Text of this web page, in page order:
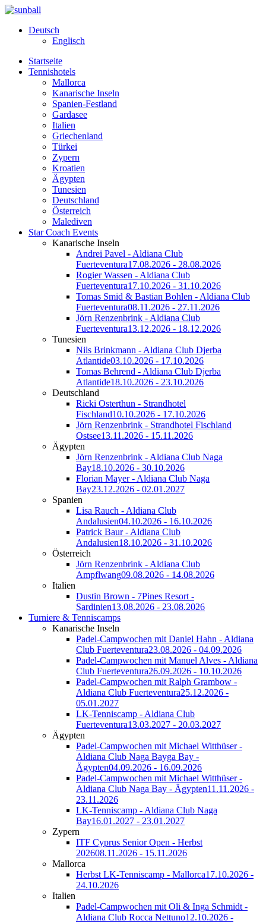
Deutsch
Englisch
Startseite
Tennishotels
Mallorca
Kanarische Inseln
Spanien-Festland
Gardasee
Italien
Griechenland
Türkei
Zypern
Kroatien
Ägypten
Tunesien
Deutschland
Österreich
Malediven
Star Coach Events
Kanarische Inseln
Andrei Pavel - Aldiana Club
Fuerteventura17.08.2026 - 28.08.2026
Rogier Wassen - Aldiana Club
Fuerteventura17.10.2026 - 31.10.2026
Tomas Smid & Bastian Bohlen - Aldiana Club
Fuerteventura08.11.2026 - 27.11.2026
Jörn Renzenbrink - Aldiana Club
Fuerteventura13.12.2026 - 18.12.2026
Tunesien
Nils Brinkmann - Aldiana Club Djerba
Atlantide03.10.2026 - 17.10.2026
Tomas Behrend - Aldiana Club Djerba
Atlantide18.10.2026 - 23.10.2026
Deutschland
Ricki Osterthun - Strandhotel
Fischland10.10.2026 - 17.10.2026
Jörn Renzenbrink - Strandhotel Fischland
Ostsee13.11.2026 - 15.11.2026
Ägypten
Jörn Renzenbrink - Aldiana Club Naga
Bay18.10.2026 - 30.10.2026
Florian Mayer - Aldiana Club Naga
Bay23.12.2026 - 02.01.2027
Spanien
Lisa Rauch - Aldiana Club
Andalusien04.10.2026 - 16.10.2026
Patrick Baur - Aldiana Club
Andalusien18.10.2026 - 31.10.2026
Österreich
Jörn Renzenbrink - Aldiana Club
Ampflwang09.08.2026 - 14.08.2026
Italien
Dustin Brown - 7Pines Resort -
Sardinien13.08.2026 - 23.08.2026
Turniere & Tenniscamps
Kanarische Inseln
Padel-Campwochen mit Daniel Hahn - Aldiana
Club Fuerteventura23.08.2026 - 04.09.2026
Padel-Campwochen mit Manuel Alves - Aldiana
Club Fuerteventura26.09.2026 - 10.10.2026
Padel-Campwochen mit Ralph Grambow -
Aldiana Club Fuerteventura25.12.2026 -
05.01.2027
LK-Tenniscamp - Aldiana Club
Fuerteventura13.03.2027 - 20.03.2027
Ägypten
Padel-Campwochen mit Michael Witthüser -
Aldiana Club Naga Bayga Bay -
Ägypten04.09.2026 - 16.09.2026
Padel-Campwochen mit Michael Witthüser -
Aldiana Club Naga Bay - Ägypten11.11.2026 -
23.11.2026
LK-Tenniscamp - Aldiana Club Naga
Bay16.01.2027 - 23.01.2027
Zypern
ITF Cyprus Senior Open - Herbst
202608.11.2026 - 15.11.2026
Mallorca
Herbst LK-Tenniscamp - Mallorca17.10.2026 -
24.10.2026
Italien
Padel-Campwochen mit Oli & Inga Schmidt -
Aldiana Club Rocca Nettuno12.10.2026 -